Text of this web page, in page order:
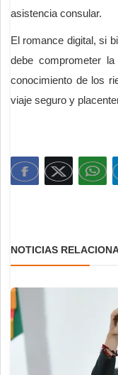
asistencia consular.
El romance digital, si
debe comprometer
conocimiento de los
viaje seguro y
NOTICIAS